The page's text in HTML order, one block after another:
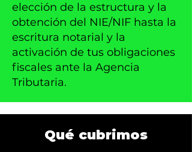
elección de la estructura y la
obtención del NIE/NIF hasta la
escritura notarial y la
activación de tus obligaciones
fiscales ante la Agencia
Tributaria.
Qué cubrimos